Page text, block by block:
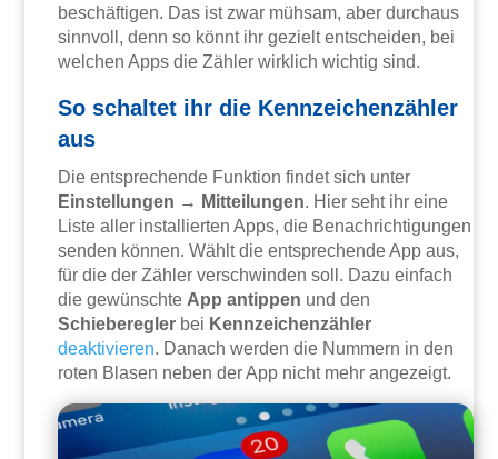
beschäftigen. Das ist zwar mühsam, aber durchaus
sinnvoll, denn so könnt ihr gezielt entscheiden, bei
welchen Apps die Zähler wirklich wichtig sind.
So schaltet ihr die Kennzeichenzähler
aus
Die entsprechende Funktion findet sich unter
Einstellungen → Mitteilungen. Hier seht ihr eine
Liste aller installierten Apps, die Benachrichtigungen
senden können. Wählt die entsprechende App aus,
für die der Zähler verschwinden soll. Dazu einfach
die gewünschte App antippen und den
Schieberegler bei Kennzeichenzähler
deaktivieren. Danach werden die Nummern in den
roten Blasen neben der App nicht mehr angezeigt.